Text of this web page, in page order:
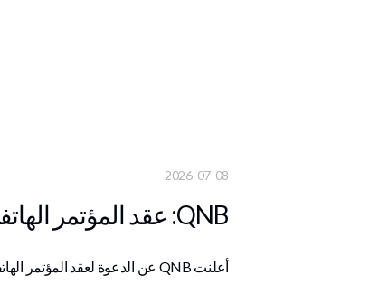
2026-07-08
QNB: عقد المؤتمر الهاتفي للمستثمرين في 13/07/2026 لمناقشة الأداء المالي والتشغيلي
أعلنت QNB عن الدعوة لعقد المؤتمر الهاتفي الموجه للمستثمرين لمناقشة النتائج المالية النصف سنوية 2026 ، وذلك 13/07/2026 12:30 مساءً، بتوقيت الدوحة.